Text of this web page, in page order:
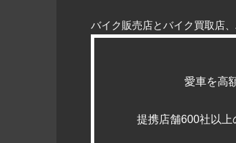
バイク販売店とバイク買取店
愛車を高
提携店舗600社以